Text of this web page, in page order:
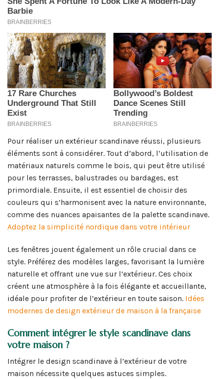
Pour réaliser un extérieur scandinave réussi, plusieurs
éléments sont à considérer. Tout d’abord, l’utilisation de
matériaux naturels comme le bois, qui peut être utilisé
pour les terrasses, balustrades ou bardages, est
primordiale. Ensuite, il est essentiel de choisir des
couleurs qui s’harmonisent avec la nature environnante,
comme des nuances apaisantes de la palette scandinave.
Adoptez la simplicité nordique dans votre intérieur
Les fenêtres jouent également un rôle crucial dans ce
style. Préférez des modèles larges, favorisant la lumière
naturelle et offrant une vue sur l’extérieur. Ces choix
créent une atmosphère à la fois élégante et accueillante,
idéale pour profiter de l’extérieur en toute saison. Idées
modernes de design extérieur de maison à la française
Comment intégrer le style scandinave dans
votre maison ?
Intégrer le design scandinave à l’extérieur de votre
maison nécessite quelques astuces simples.